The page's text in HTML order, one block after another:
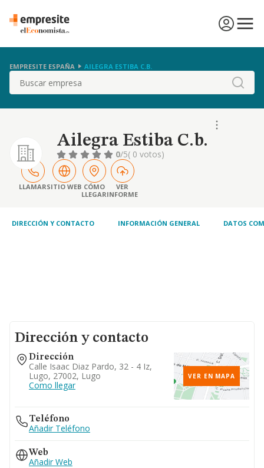
EMPRESITE ESPAÑA AILEGRA ESTIBA C.B.
Buscar
Ailegra Estiba C.b.
0/5( 0 votos)
LLAMARSITIO WEB CÓMO
LLEGAR
VER
INFORME
DIRECCIÓN Y CONTACTO INFORMACIÓN GENERAL DATOS
Dirección y contacto
Dirección
Calle Isaac Diaz Pardo, 32 - 4 Iz,
Lugo, 27002, Lugo
Como llegar
VER EN MAPA
Teléfono
Añadir Teléfono
Web
Añadir Web